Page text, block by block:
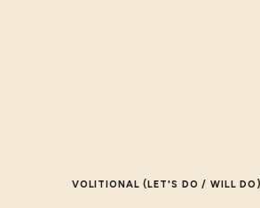
VOLITIONAL (LET'S DO / WILL DO)